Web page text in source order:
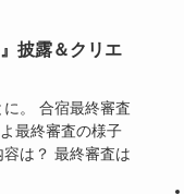
披露＆クリエ
。 合宿最終審査
最終審査の様子
は？ 最終審査は